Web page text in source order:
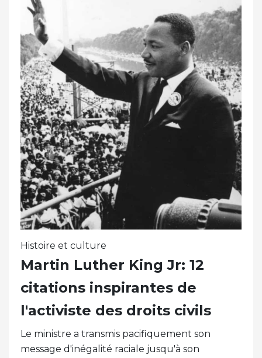
Histoire et culture
Martin Luther King Jr: 12
citations inspirantes de
l'activiste des droits civils
Le ministre a transmis pacifiquement son
message d'inégalité raciale jusqu'à son